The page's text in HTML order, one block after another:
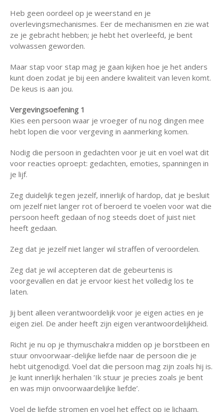
Heb geen oordeel op je weerstand en je
overlevingsmechanismes. Eer de mechanismen en zie wat
ze je gebracht hebben; je hebt het overleefd, je bent
volwassen geworden.
Maar stap voor stap mag je gaan kijken hoe je het anders
kunt doen zodat je bij een andere kwaliteit van leven komt.
De keus is aan jou.
Vergevingsoefening 1
Kies een persoon waar je vroeger of nu nog dingen mee
hebt lopen die voor vergeving in aanmerking komen.
Nodig die persoon in gedachten voor je uit en voel wat dit
voor reacties oproept: gedachten, emoties, spanningen in
je lijf.
Zeg duidelijk tegen jezelf, innerlijk of hardop, dat je besluit
om jezelf niet langer rot of beroerd te voelen voor wat die
persoon heeft gedaan of nog steeds doet of juist niet
heeft gedaan.
Zeg dat je jezelf niet langer wil straffen of veroordelen.
Zeg dat je wil accepteren dat de gebeurtenis is
voorgevallen en dat je ervoor kiest het volledig los te
laten.
Jij bent alleen verantwoordelijk voor je eigen acties en je
eigen ziel. De ander heeft zijn eigen verantwoordelijkheid.
Richt je nu op je thymuschakra midden op je borstbeen en
stuur onvoorwaar-delijke liefde naar de persoon die je
hebt uitgenodigd. Voel dat die persoon mag zijn zoals hij is.
Je kunt innerlijk herhalen ’Ik stuur je precies zoals je bent
en was mijn onvoorwaardelijke liefde’.
Voel de liefde stromen en voel het effect op je lichaam.